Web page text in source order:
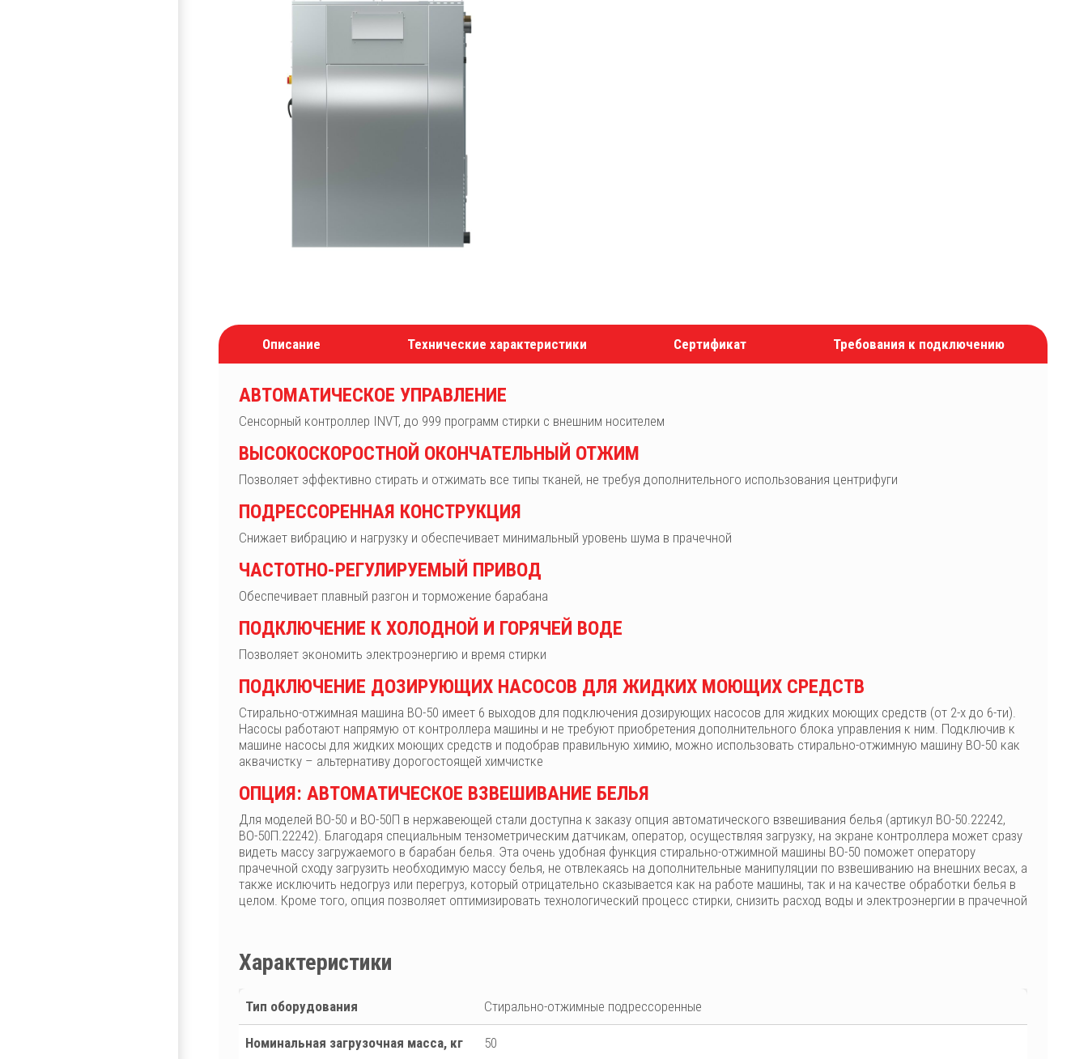
Описание Технические характеристики Сертификат Требования к подключению
АВТОМАТИЧЕСКОЕ УПРАВЛЕНИЕ
Сенсорный контроллер INVT, до 999 программ стирки с внешним носителем
ВЫСОКОСКОРОСТНОЙ ОКОНЧАТЕЛЬНЫЙ ОТЖИМ
Позволяет эффективно стирать и отжимать все типы тканей, не требуя дополнительного использования центрифуги
ПОДРЕССОРЕННАЯ КОНСТРУКЦИЯ
Снижает вибрацию и нагрузку и обеспечивает минимальный уровень шума в прачечной
ЧАСТОТНО-РЕГУЛИРУЕМЫЙ ПРИВОД
Обеспечивает плавный разгон и торможение барабана
ПОДКЛЮЧЕНИЕ К ХОЛОДНОЙ И ГОРЯЧЕЙ ВОДЕ
Позволяет экономить электроэнергию и время стирки
ПОДКЛЮЧЕНИЕ ДОЗИРУЮЩИХ НАСОСОВ ДЛЯ ЖИДКИХ МОЮЩИХ СРЕДСТВ
Стирально-отжимная машина ВО-50 имеет 6 выходов для подключения дозирующих насосов для жидких моющих средств (от 2-х до 6-ти).
Насосы работают напрямую от контроллера машины и не требуют приобретения дополнительного блока управления к ним. Подключив к
машине насосы для жидких моющих средств и подобрав правильную химию, можно использовать стирально-отжимную машину ВО-50 как
аквачистку – альтернативу дорогостоящей химчистке
ОПЦИЯ: АВТОМАТИЧЕСКОЕ ВЗВЕШИВАНИЕ БЕЛЬЯ
Для моделей ВО-50 и ВО-50П в нержавеющей стали доступна к заказу опция автоматического взвешивания белья (артикул ВО-50.22242,
ВО-50П.22242). Благодаря специальным тензометрическим датчикам, оператор, осуществляя загрузку, на экране контроллера может сразу
видеть массу загружаемого в барабан белья. Эта очень удобная функция стирально-отжимной машины ВО-50 поможет оператору
прачечной сходу загрузить необходимую массу белья, не отвлекаясь на дополнительные манипуляции по взвешиванию на внешних весах, а
также исключить недогруз или перегруз, который отрицательно сказывается как на работе машины, так и на качестве обработки белья в
целом. Кроме того, опция позволяет оптимизировать технологический процесс стирки, снизить расход воды и электроэнергии в прачечной
Характеристики
Тип оборудования Стирально-отжимные подрессоренные
Номинальная загрузочная масса, кг 50